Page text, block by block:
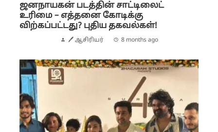
ஜனநாயகன் படத்தின் சாட்டிலைட்
உரிமை – எத்தனை கோடிக்கு
விற்கப்பட்டது? புதிய தகவல்கள்!
🖊 ஆசிரியர் 8 months ago